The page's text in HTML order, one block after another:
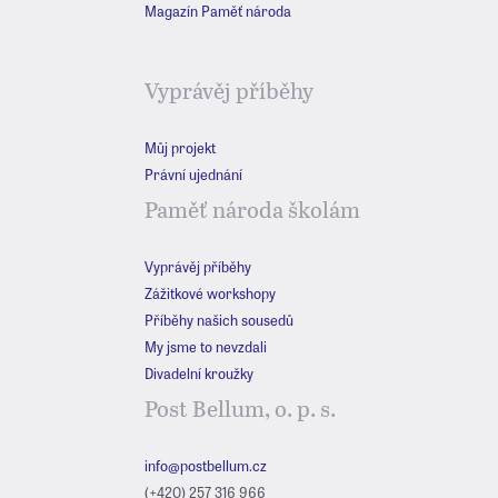
Magazín Paměť národa
Vyprávěj příběhy
Můj projekt
Právní ujednání
Paměť národa školám
Vyprávěj příběhy
Zážitkové workshopy
Příběhy našich sousedů
My jsme to nevzdali
Divadelní kroužky
Post Bellum, o. p. s.
info@postbellum.cz
(+420) 257 316 966